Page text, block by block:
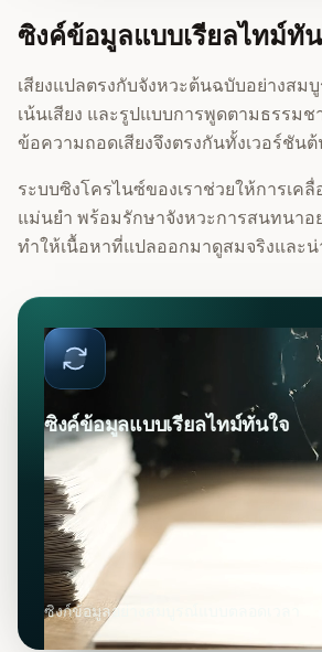
ซิงค์ข้อมูลแบบเรียลไทม์ทั
เสียงแปลตรงกับจังหวะต้นฉบับอย่างสม
เน้นเสียง และรูปแบบการพูดตามธรรมช
ข้อความถอดเสียงจึงตรงกันทั้งเวอร์ชัน
ระบบซิงโครไนซ์ของเราช่วยให้การเค
แม่นยำ พร้อมรักษาจังหวะการสนทนาอ
ทำให้เนื้อหาที่แปลออกมาดูสมจริงและน่
ซิงค์ข้อมูลแบบเรียลไทม์ทันใจ
ซิงก์ข้อมูลอย่างสมบูรณ์แบบตลอดเวลา